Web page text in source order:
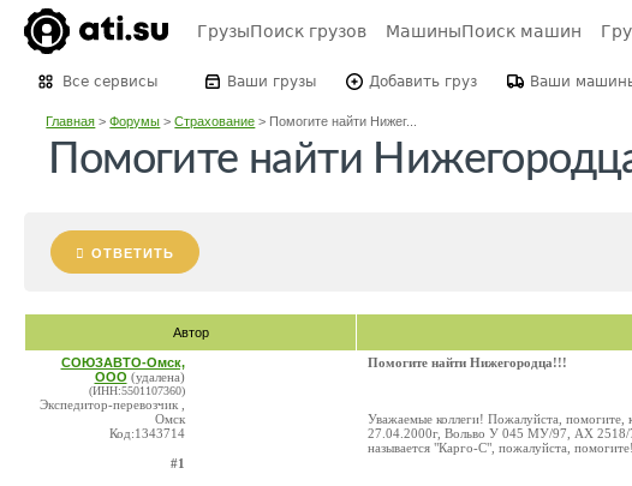
ГрузыПоиск грузов МашиныПоиск машин
Все сервисы Ваши грузы Добавить груз Ваши
Главная >Форумы >Страхование > Помогите найти Нижег...
Помогите найти
ОТВЕТИТЬ
Автор
СОЮЗАВТО-Омск,
ООО (удалена)
(ИНН:5501107360)
Экспедитор-перевозчик ,
Омск
Код:1343714
#1
Помогите найти Нижегородца!!!
Уважаемые коллеги! Пожалуйста,
27.04.2000г, Вольво У 045 МУ/97, АХ 2518/
называется "Карго-С", пожалуйста,